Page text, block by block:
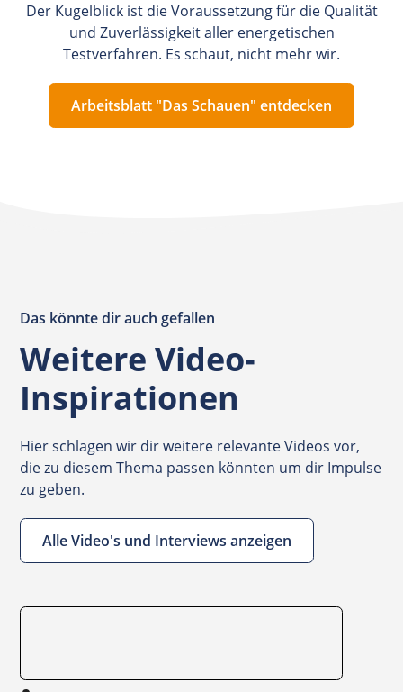
Der Kugelblick ist die Voraussetzung für die Qualität
und Zuverlässigkeit aller energetischen
Testverfahren. Es schaut, nicht mehr wir.
Arbeitsblatt "Das Schauen" entdecken
Das könnte dir auch gefallen
Weitere Video-
Inspirationen
Hier schlagen wir dir weitere relevante Videos vor,
die zu diesem Thema passen könnten um dir Impulse
zu geben.
Alle Video's und Interviews anzeigen